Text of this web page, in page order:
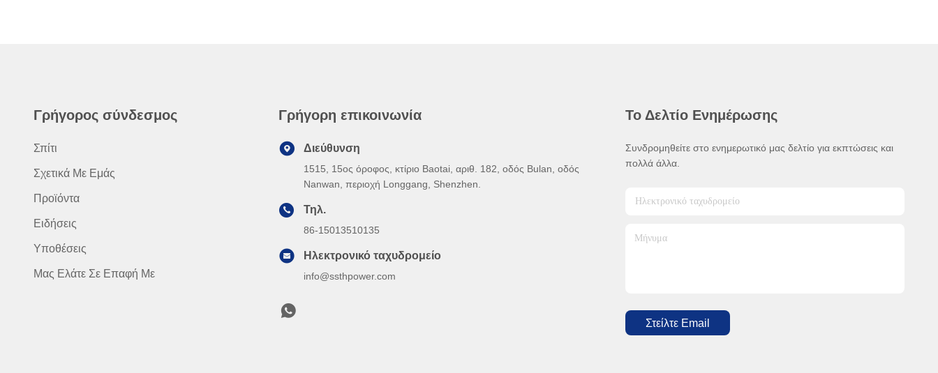
Γρήγορος σύνδεσμος
Σπίτι
Σχετικά Με Εμάς
Προϊόντα
Ειδήσεις
Υποθέσεις
Μας Ελάτε Σε Επαφή Με
Γρήγορη επικοινωνία
Διεύθυνση
1515, 15ος όροφος, κτίριο Baotai, αριθ. 182, οδός Bulan, οδός
Nanwan, περιοχή Longgang, Shenzhen.
Τηλ.
86-15013510135
Ηλεκτρονικό ταχυδρομείο
info@ssthpower.com
Το Δελτίο Ενημέρωσης
Συνδρομηθείτε στο ενημερωτικό μας δελτίο για εκπτώσεις και
πολλά άλλα.
Στείλτε Email